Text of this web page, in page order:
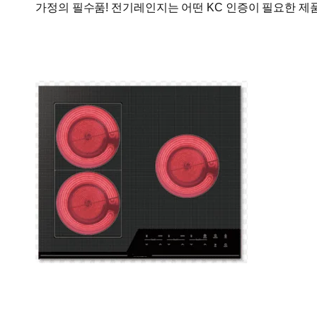
가정의 필수품! 전기레인지는 어떤 KC 인증이 필요한 제